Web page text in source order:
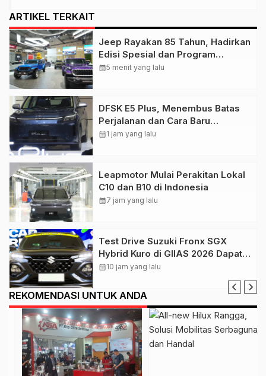
ARTIKEL TERKAIT
Jeep Rayakan 85 Tahun, Hadirkan
Edisi Spesial dan Program
Kepemilikan
calendar_month5 menit yang lalu
DFSK E5 Plus, Menembus Batas
Perjalanan dan Cara Baru
Menikmati Mobilitas Elektrifikasi
calendar_month1 jam yang lalu
Leapmotor Mulai Perakitan Lokal
C10 dan B10 di Indonesia
calendar_month7 jam yang lalu
Test Drive Suzuki Fronx SGX
Hybrid Kuro di GIIAS 2026 Dapat
Respons Positif
calendar_month10 jam yang lalu
REKOMENDASI UNTUK ANDA